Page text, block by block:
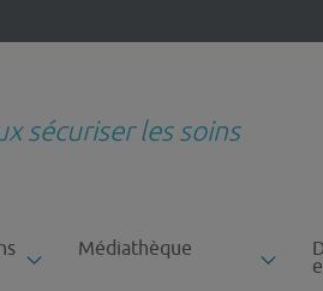
sécuriser les soins
Médiathèque